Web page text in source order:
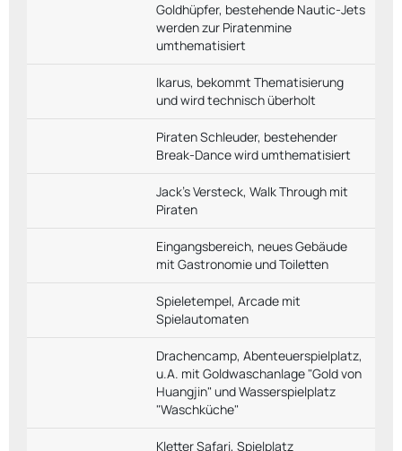
Goldhüpfer, bestehende Nautic-Jets
werden zur Piratenmine
umthematisiert
Ikarus, bekommt Thematisierung
und wird technisch überholt
Piraten Schleuder, bestehender
Break-Dance wird umthematisiert
Jack's Versteck, Walk Through mit
Piraten
Eingangsbereich, neues Gebäude
mit Gastronomie und Toiletten
Spieletempel, Arcade mit
Spielautomaten
Drachencamp, Abenteuerspielplatz,
u.A. mit Goldwaschanlage "Gold von
Huangjin" und Wasserspielplatz
"Waschküche"
Kletter Safari, Spielplatz